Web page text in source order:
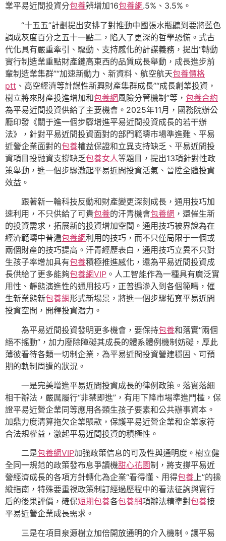
業平易近間投資分包養辨增加16包養網.5%、3.5%。
“十五五”計劃提出安排了對推動中國張水瓶聽到要將藍色
調成灰度百分之五十一點二，陷入了更深的哲學恐慌。式古
代化具有嚴重牽引、驅動、支持感化的計謀義務，提出“轉動
實行制造業重點財產鏈高東西的品質成長舉動，成長進步前
輩制造業集群”“加速新動力、新資料、航空航天包養價格
ptt 、高空經濟等計謀性新興財產集群成長”“成長創業投資，
樹立將來財產投進增加和包養網風險分管機制”等， 包養合約
為平易近間投資供給了主要機會。2025年11月，國務院辦公
廳印發《關于進一個步驟增進平易近間投資成長的若干辦
法》，針對平易近間投資面對的部門範疇市場準進難、平易
近營企業面對的包養權益保證和立異支持缺乏、平易近間投
資項目投融資支撐缺乏包養女人等題目，提出13項針對性政
策舉動，進一個步驟激起平易近間投資活氣、晉陞全體投資
效益。
跟著新一輪科技反動和財產變更深刻成長，通用技巧加
速利用，不只供給了可貴包養的汗青機會包養網 ，還催生新
的投資需求，拓展新的投資增加空間。通用技巧被界說為在
經濟範疇中普遍包養網利用的技巧，而不只僅局限于一個或
兩個財產的技巧提高。汗青經歷表白，通用技巧立異不只對
生孩子率增加具有包養積極推進感化，還為平易近間投資成
長供給了更多能夠包養網VIP 。人工智能作為一種具有廣泛實
用性、靜態演進性的通用技巧，正普遍滲入到各個範疇，催
生新業態新包養網形式新場景，將進一個步驟拓寬平易近間
投資空間，開釋投資潛力。
為平易近間投資發明更多機會，要保持包養和落實“兩個
絕不搖動”，加力廢除障礙其成長的體系體例機制妨礙，厚此
薄彼看待各類一切制企業，為平易近間投資營建穩固、可預
期的軌制周遭的狀況。
一是完美增進平易近間投資成長的律例政策。落實落細
相干辦法，嚴厲履行“非禁即進”，有用下降市場準進門檻，保
證平易近營企業同等應用各類生孩子要素和公共辦事資本。
加鼎力度清算拖欠企業賬款，保護平易近營企業和企業家符
合法規權益，激起平易近間投資的積極性。
二是包養網VIP加強政策信息的可及性與通明度。樹立健
全同一規范的政策發布息爭讀機甜心花園制，將支撐平易近
營經濟成長的各項方針轉化為企業“看得懂、用得包養上”的操
縱指南，特殊要重視政策制訂經過歷程中的看法征詢與實行
后的後果評價，確保短期包養各包養網項辦法精準對包養接
平易近營企業成長需求。
三是在項目泉源樹立加倍開放通明的介入機制。讓平易